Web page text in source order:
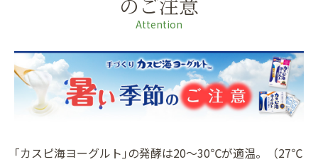
のご注意
Attention
｢カスピ海ヨーグルト｣の発酵は20～30℃が適温。（27℃